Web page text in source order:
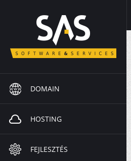
DOMAIN
HOSTING
FEJLESZTÉS